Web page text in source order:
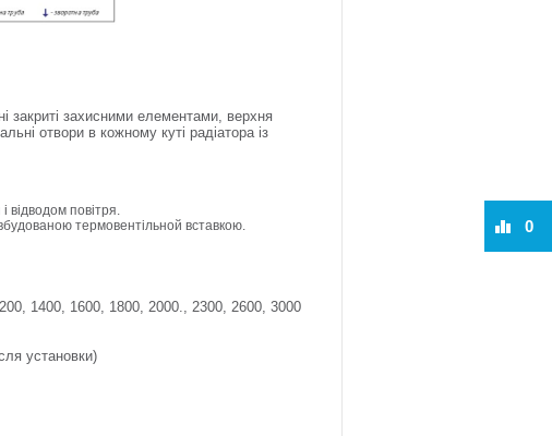
закриті захисними елементами, верхня
отвори в кожному куті радіатора із
відводом повітря.
термовентільной вставкою.
1400, 1600, 1800, 2000., 2300, 2600, 3000
установки)
0